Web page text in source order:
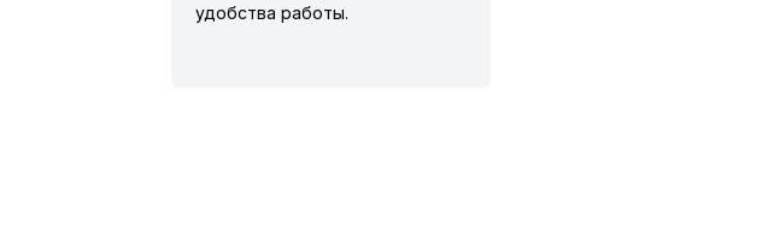
удобства работы.